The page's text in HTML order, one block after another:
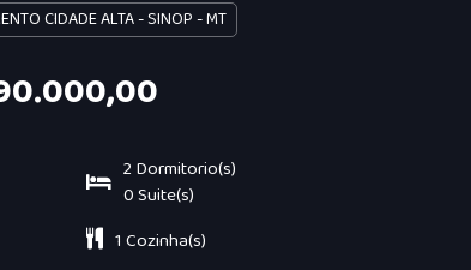
CIDADE ALTA - SINOP - MT
2 Dormitorio(s)
0 Suite(s)
1 Cozinha(s)